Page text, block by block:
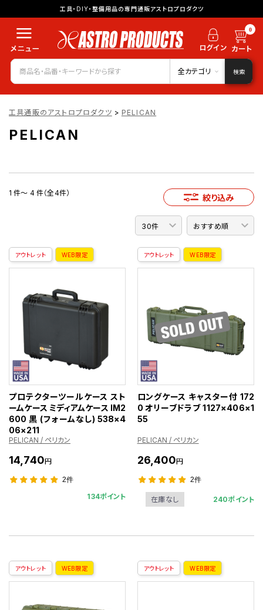
工具・DIY・整備用品の専門通販アストロプロダクツ
0
全カテゴリ 検索
工具通販のアストロプロダクツ > PELICAN
PELICAN
1 件～ 4 件（全4件） 絞り込み
アウトレット WEB限定
プロテクターツールケース スト
ームケース ミディアムケース IM2
600 黒 (フォームなし) 538×4
06×211
PELICAN / ペリカン
14,740円
2件
134ポイント
アウトレット WEB限定
ロングケース キャスター付 172
0 オリーブドラブ 1127×406×1
55
PELICAN / ペリカン
26,400円
2件
在庫なし 240ポイント
アウトレット WEB限定 アウトレット WEB限定